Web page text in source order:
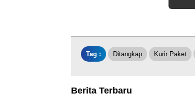
Tag : Ditangkap Kurir Paket
Berita Terbaru